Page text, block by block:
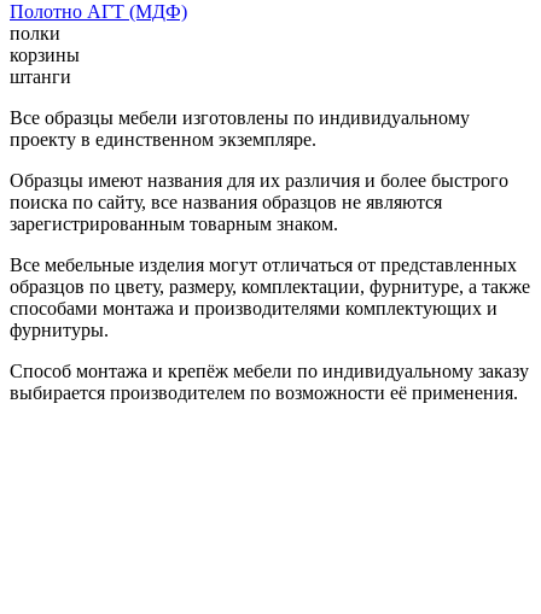
Полотно АГТ (МДФ)
полки
корзины
штанги
Все образцы мебели изготовлены по индивидуальному
проекту в единственном экземпляре.
Образцы имеют названия для их различия и более быстрого
поиска по сайту, все названия образцов не являются
зарегистрированным товарным знаком.
Все мебельные изделия могут отличаться от представленных
образцов по цвету, размеру, комплектации, фурнитуре, а также
способами монтажа и производителями комплектующих и
фурнитуры.
Способ монтажа и крепёж мебели по индивидуальному заказу
выбирается производителем по возможности её применения.